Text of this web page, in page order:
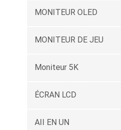
MONITEUR OLED
MONITEUR DE JEU
Moniteur 5K
ÉCRAN LCD
AII EN UN